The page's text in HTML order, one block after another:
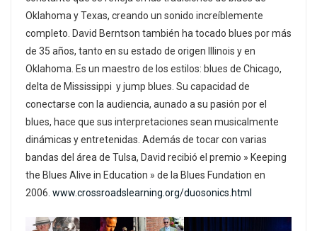
Oklahoma y Texas, creando un sonido increíblemente
completo. David Berntson también ha tocado blues por más
de 35 años, tanto en su estado de origen Illinois y en
Oklahoma. Es un maestro de los estilos: blues de Chicago,
delta de Mississippi y jump blues. Su capacidad de
conectarse con la audiencia, aunado a su pasión por el
blues, hace que sus interpretaciones sean musicalmente
dinámicas y entretenidas. Además de tocar con varias
bandas del área de Tulsa, David recibió el premio » Keeping
the Blues Alive in Education » de la Blues Fundation en
2006. www.crossroadslearning.org/duosonics.html